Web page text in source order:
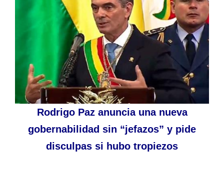
Rodrigo Paz anuncia una nueva
gobernabilidad sin “jefazos” y pide
disculpas si hubo tropiezos